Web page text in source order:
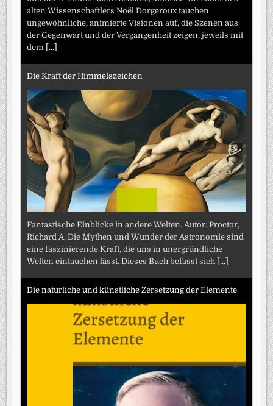
alten Wissenschaftlers Noël Dorgeroux tauchen
ungewöhnliche, animierte Visionen auf, die Szenen aus
der Gegenwart und der Vergangenheit zeigen, jeweils mit
dem [...]
Die Kraft der Himmelszeichen
Fantastische Einblicke in andere Welten. Autor: Proctor,
Richard A. Die Mythen und Wunder der Astronomie sind
eine faszinierende Kraft, die uns in unergründliche
Welten eintauchen lässt. Dieses Buch befasst sich [...]
Die natürliche und künstliche Zersetzung der Elemente